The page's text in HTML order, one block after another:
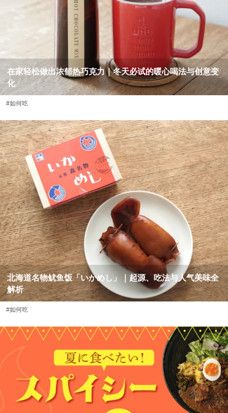
在家轻松做出浓郁热巧克力｜冬天必试的暖心喝法与创意变
化
#如何吃
北海道名物鱿鱼饭「いかめし」｜起源、吃法与人气美味全
解析
#如何吃